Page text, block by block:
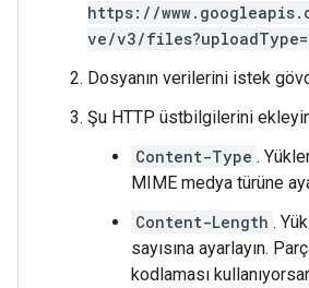
https://
ve/v3/
Dosyanın verilerini istek
Şu HTTP üstbilgilerini
Content-Type .
MIME medya türüne
Content-Length .
sayısına ayarlayın.
kodlaması